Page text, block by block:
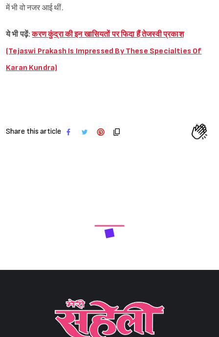
में भी वो नजर आई थीं.
ये भी पढ़ें: करण कुंद्रा की इन खासियतों पर फिदा हैं तेजस्वी प्रकाश
(Tejaswi Prakash Is Impressed By These Specialties Of
Karan Kundra)
Share this article